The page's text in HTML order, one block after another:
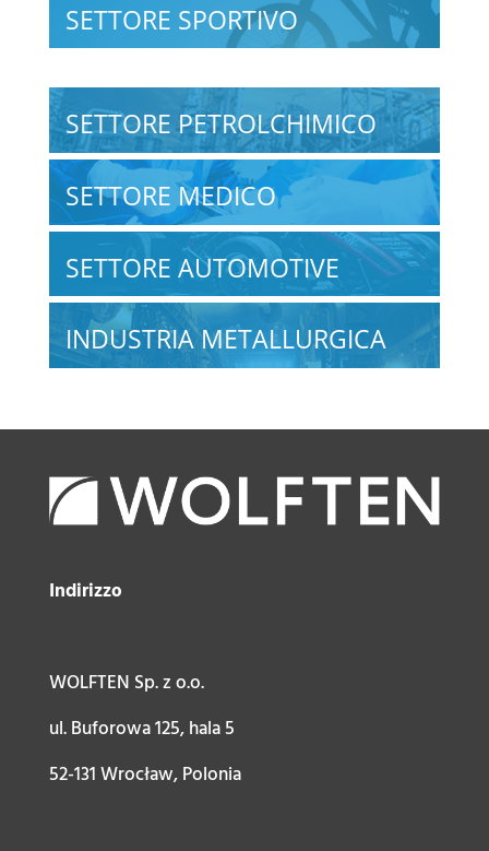
SETTORE SPORTIVO
SETTORE PETROLCHIMICO
SETTORE MEDICO
SETTORE AUTOMOTIVE
INDUSTRIA METALLURGICA
Indirizzo
WOLFTEN Sp. z o.o.
ul. Buforowa 125, hala 5
52-131 Wrocław, Polonia